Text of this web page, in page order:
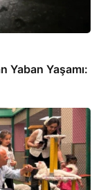
Yaban Yaşamı: